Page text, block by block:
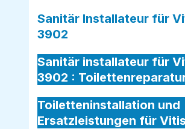
Sanitär Installateur für
3902
Sanitär installateur für
3902 :
Toiletteninstallation und
Ersatzleistungen für